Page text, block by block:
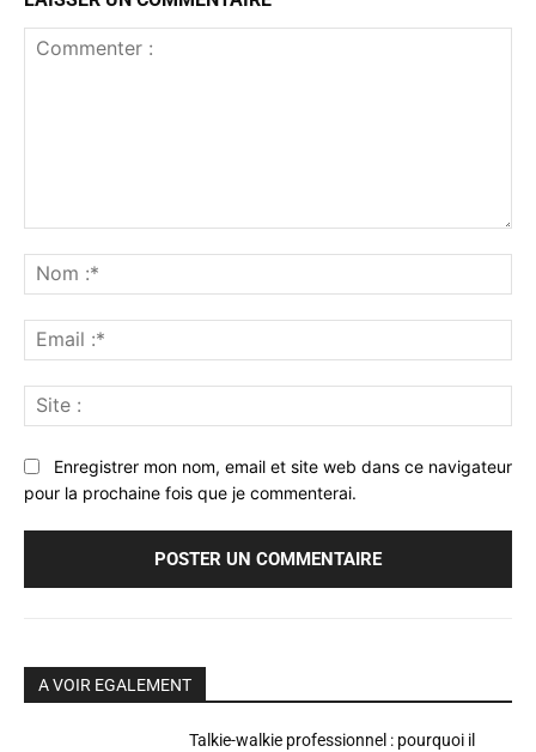
:*
:*
:
Enregistrer mon nom, email et site web dans ce navigateur
pour la prochaine fois que je commenterai.
A VOIR EGALEMENT
Talkie-walkie professionnel : pourquoi il